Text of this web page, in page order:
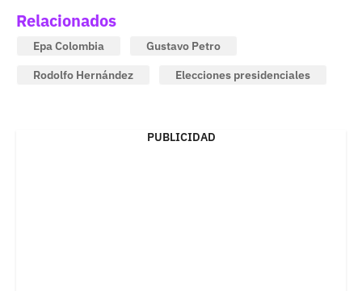
Relacionados
Epa Colombia
Gustavo Petro
Rodolfo Hernández
Elecciones presidenciales
PUBLICIDAD